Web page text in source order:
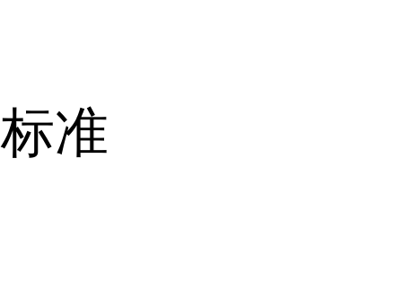
准